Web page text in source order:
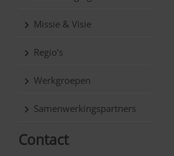
Missie & Visie
Regio’s
Werkgroepen
Samenwerkingspartners
Contact